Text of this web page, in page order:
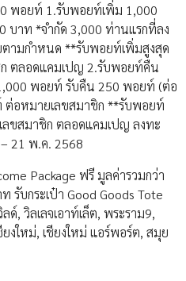
พอยท์ 1.รับพอยท์เพิ่ม 1,000
บาท *จำกัด 3,000 ท่านแรกที่ลง
ามกำหนด **รับพอยท์เพิ่มสูงสุด
ตลอดแคมเปญ 2.รับพอยท์คืน
พอยท์ รับคืน 250 พอยท์ (ต่อ
ต่อหมายเลขสมาชิก **รับพอยท์
ขสมาชิก ตลอดแคมเปญ ลงทะ
21 พ.ค. 2568
Package ฟรี มูลค่ารวมกว่า
รับกระเป๋า Good Goods Tote
ด์, วิลเลจเอาท์เล็ต, พระราม9,
งใหม่, เชียงใหม่ แอร์พอร์ต, สมุย